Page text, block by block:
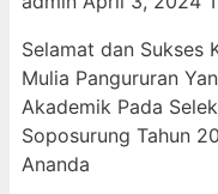
Selamat dan Sukses
Mulia Pangururan
Akademik Pada
Soposurung Tahun
⁠Ananda